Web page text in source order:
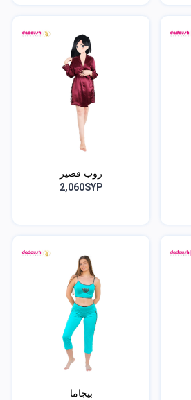
روب قصير
2,060SYP
بيجاما